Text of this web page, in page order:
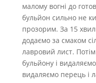
малому вогні до
бульйон сильно не
прозорим. За 15
додаємо за смаком
лавровий лист.
бульйону і
видаляємо перець і